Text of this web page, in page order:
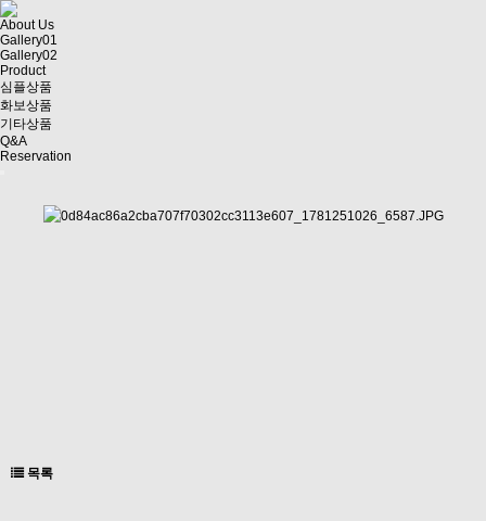
About Us
Gallery01
Gallery02
Product
심플상품
화보상품
기타상품
Q&A
Reservation
목록